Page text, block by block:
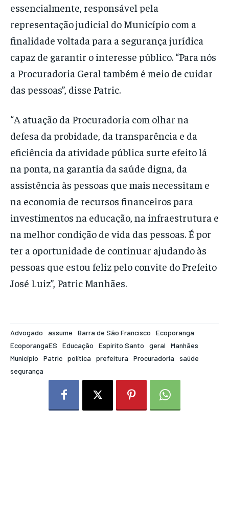
essencialmente, responsável pela
representação judicial do Município com a
finalidade voltada para a segurança jurídica
capaz de garantir o interesse público. “Para nós
a Procuradoria Geral também é meio de cuidar
das pessoas”, disse Patric.
“A atuação da Procuradoria com olhar na
defesa da probidade, da transparência e da
eficiência da atividade pública surte efeito lá
na ponta, na garantia da saúde digna, da
assistência às pessoas que mais necessitam e
na economia de recursos financeiros para
investimentos na educação, na infraestrutura e
na melhor condição de vida das pessoas. É por
ter a oportunidade de continuar ajudando às
pessoas que estou feliz pelo convite do Prefeito
José Luiz”, Patric Manhães.
Advogado assume Barra de São Francisco
Ecoporanga
EcoporangaES
Educação Espírito Santo geral
Manhães
Município
Patric política prefeitura Procuradoria
saúde
segurança